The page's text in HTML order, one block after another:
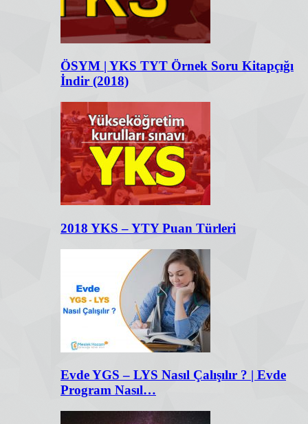
ÖSYM | YKS TYT Örnek Soru Kitapçığı
İndir (2018)
2018 YKS – YTY Puan Türleri
Evde YGS – LYS Nasıl Çalışılır ? | Evde
Program Nasıl…